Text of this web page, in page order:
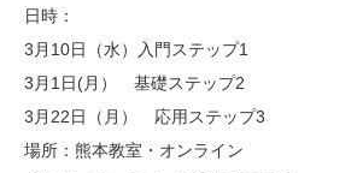
日時：
3月10日（水）入門ステップ1
3月1日(月） 基礎ステップ2
3月22日（月） 応用ステップ3
場所：熊本教室・オンライン